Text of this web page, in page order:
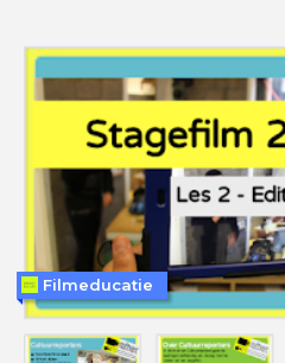
Filmeducatie